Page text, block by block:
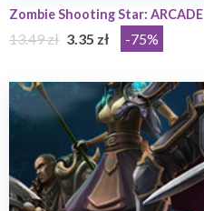
Zombie Shooting Star: ARCADE
13.49 zł 3.35 zł -75%